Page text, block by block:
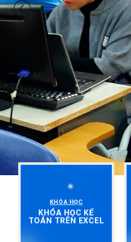
KHÓA HỌC
KHÓA HỌC KẾ
TOÁN TRÊN EXCEL